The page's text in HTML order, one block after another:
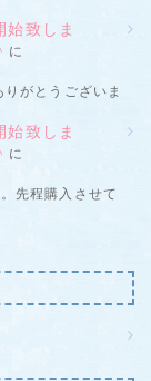
致しま
に
がとうございま
致しま
に
先程購入させて